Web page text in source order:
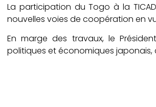
La participation du Togo à la
nouvelles voies de coopération en
En marge des travaux, le
politiques et économiques japonais,